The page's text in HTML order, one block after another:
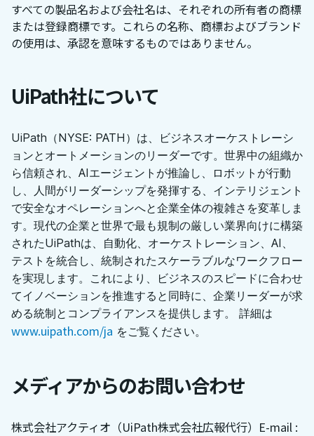
すべての製品名および会社名は、それぞれの所有者の商標
または登録商標です。これらの名称、商標およびブランド
の使用は、承認を意味するものではありません。
UiPath社について
UiPath（NYSE: PATH）は、ビジネスオーケストレーシ
ョンとオートメーションのリーダーです。世界中の組織か
ら信頼され、AIエージェントが推論し、ロボットが行動
し、人間がリーダーシップを発揮する、インテリジェント
で安全なオペレーションへと企業全体の複雑さを変革しま
す。現代の企業と世界で最も規制の厳しい業界向けに構築
されたUiPathは、自動化、オーケストレーション、AI、
テストを統合し、統制されたスケーラブルなワークフロー
を実現します。これにより、ビジネスのスピードに合わせ
てイノベーションを推進すると同時に、企業リーダーが求
める統制とコンプライアンスを提供します。 詳細は
www.uipath.com/ja をご覧ください。
メディアからのお問い合わせ
株式会社アクティオ（UiPath株式会社広報代行） E-mail :